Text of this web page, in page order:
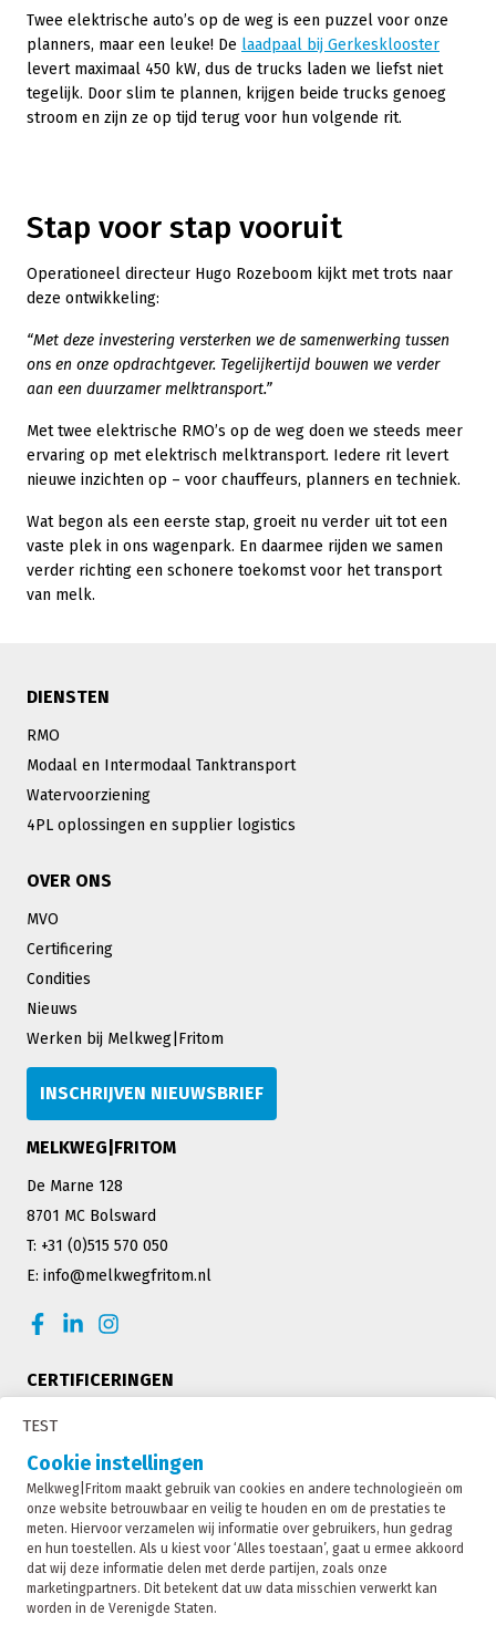
TEST
Cookie instellingen
Melkweg|Fritom maakt gebruik van cookies en andere technologieën om
onze website betrouwbaar en veilig te houden en om de prestaties te
meten. Hiervoor verzamelen wij informatie over gebruikers, hun gedrag
en hun toestellen. Als u kiest voor ‘Alles toestaan’, gaat u ermee akkoord
dat wij deze informatie delen met derde partijen, zoals onze
marketingpartners. Dit betekent dat uw data misschien verwerkt kan
worden in de Verenigde Staten.
Twee elektrische auto’s op de weg is een puzzel voor onze
planners, maar een leuke! De laadpaal bij Gerkesklooster
levert maximaal 450 kW, dus de trucks laden we liefst niet
tegelijk. Door slim te plannen, krijgen beide trucks genoeg
stroom en zijn ze op tijd terug voor hun volgende rit.
Stap voor stap vooruit
Operationeel directeur Hugo Rozeboom kijkt met trots naar
deze ontwikkeling:
“Met deze investering versterken we de samenwerking tussen
ons en onze opdrachtgever. Tegelijkertijd bouwen we verder
aan een duurzamer melktransport.”
Met twee elektrische RMO’s op de weg doen we steeds meer
ervaring op met elektrisch melktransport. Iedere rit levert
nieuwe inzichten op – voor chauffeurs, planners en techniek.
Wat begon als een eerste stap, groeit nu verder uit tot een
vaste plek in ons wagenpark. En daarmee rijden we samen
verder richting een schonere toekomst voor het transport
van melk.
DIENSTEN
RMO
Modaal en Intermodaal Tanktransport
Watervoorziening
4PL oplossingen en supplier logistics
OVER ONS
MVO
Certificering
Condities
Nieuws
Werken bij Melkweg|Fritom
INSCHRIJVEN NIEUWSBRIEF
MELKWEG|FRITOM
De Marne 128
8701 MC Bolsward
T: +31 (0)515 570 050
E: info@melkwegfritom.nl
CERTIFICERINGEN